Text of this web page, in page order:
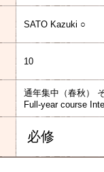
SATO Kazuki ○
10
通年集中（春秋）
Full-year course
必修